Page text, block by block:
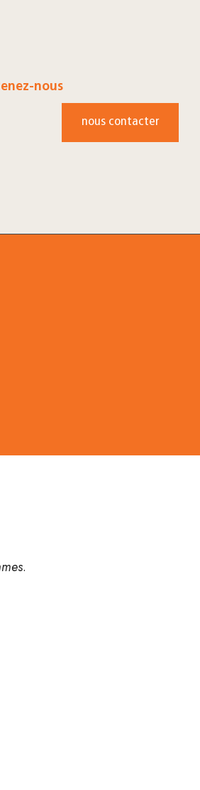
nous
nous contacter
.